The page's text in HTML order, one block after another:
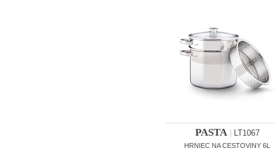
PASTA| LT1067
HRNIEC NA CESTOVINY 6L